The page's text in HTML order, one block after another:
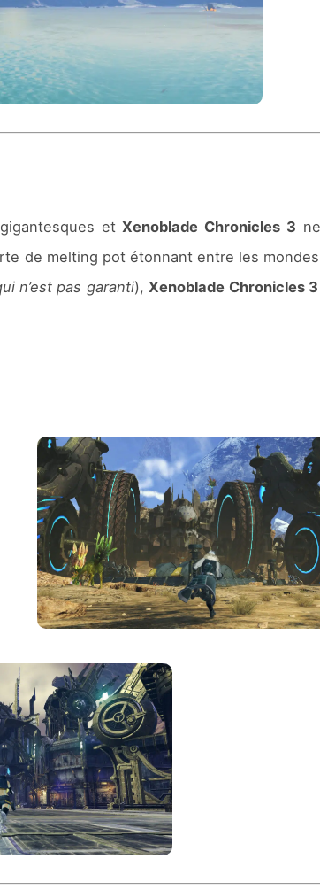
etXenoblade Chronicles 3
de melting pot étonnant entre les
n’est pas garanti),Xenoblade Chronicles 3